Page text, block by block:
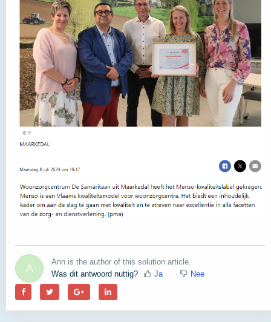
A
Ann is the author of this solution article.
Was dit antwoord nuttig?
Ja Nee